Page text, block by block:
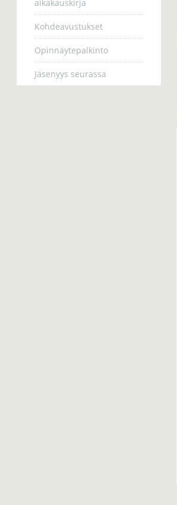
aikakauskirja
Kohdeavustukset
Opinnäytepalkinto
Jäsenyys seurassa